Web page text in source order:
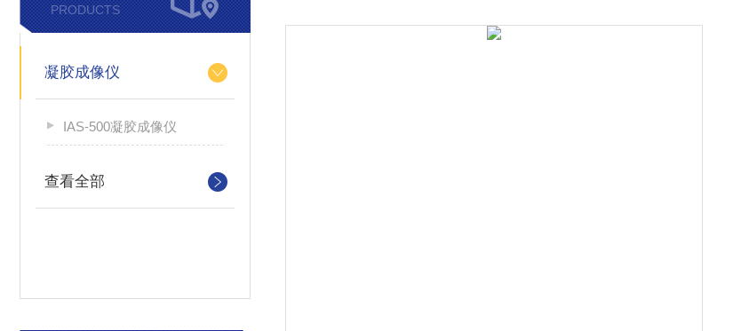
PRODUCTS
凝胶成像仪
IAS-500凝胶成像仪
查看全部